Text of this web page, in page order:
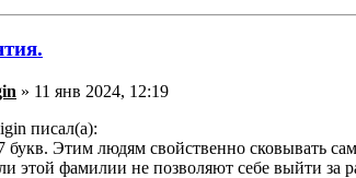
» 11 янв 2024, 12:19
писал(а):
Этим людям свойственно сковывать
этой фамилии не позволяют себе выйти за